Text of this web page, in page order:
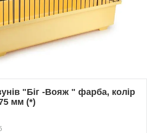
"Біг -Вояж " фарба, колір
мм (*)